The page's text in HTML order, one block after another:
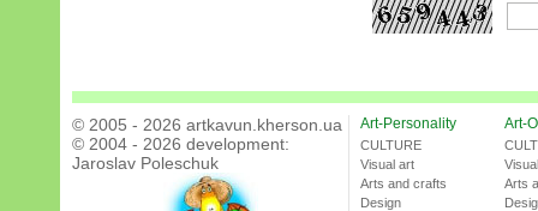
© 2005 - 2026 artkavun.kherson.ua
© 2004 - 2026 development:
Jaroslav Poleschuk
Art-Personality
CULTURE
Visual art
Arts and crafts
Design
Art-
Arts